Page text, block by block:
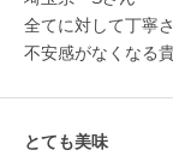
全てに対して丁寧
不安感がなくなる
とても美味